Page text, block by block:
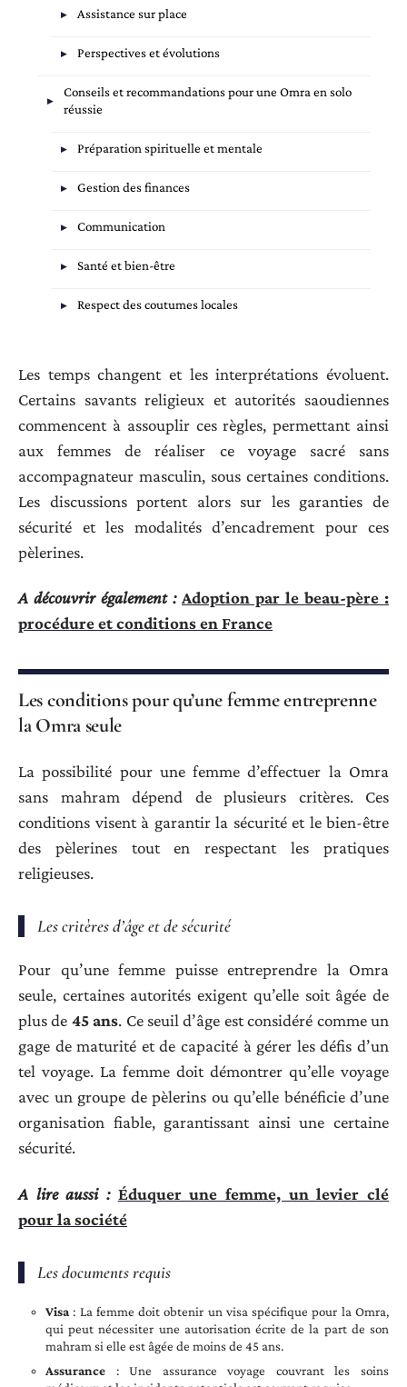
Assistance sur place
Perspectives et évolutions
Conseils et recommandations pour une Omra en solo
réussie
Préparation spirituelle et mentale
Gestion des finances
Communication
Santé et bien-être
Respect des coutumes locales
Les temps changent et les interprétations évoluent.
Certains savants religieux et autorités saoudiennes
commencent à assouplir ces règles, permettant ainsi
aux femmes de réaliser ce voyage sacré sans
accompagnateur masculin, sous certaines conditions.
Les discussions portent alors sur les garanties de
sécurité et les modalités d’encadrement pour ces
pèlerines.
A découvrir également : Adoption par le beau-père :
procédure et conditions en France
Les conditions pour qu’une femme entreprenne
la Omra seule
La possibilité pour une femme d’effectuer la Omra
sans mahram dépend de plusieurs critères. Ces
conditions visent à garantir la sécurité et le bien-être
des pèlerines tout en respectant les pratiques
religieuses.
Les critères d’âge et de sécurité
Pour qu’une femme puisse entreprendre la Omra
seule, certaines autorités exigent qu’elle soit âgée de
plus de 45 ans. Ce seuil d’âge est considéré comme un
gage de maturité et de capacité à gérer les défis d’un
tel voyage. La femme doit démontrer qu’elle voyage
avec un groupe de pèlerins ou qu’elle bénéficie d’une
organisation fiable, garantissant ainsi une certaine
sécurité.
A lire aussi : Éduquer une femme, un levier clé
pour la société
Les documents requis
Visa : La femme doit obtenir un visa spécifique pour la Omra,
qui peut nécessiter une autorisation écrite de la part de son
mahram si elle est âgée de moins de 45 ans.
Assurance : Une assurance voyage couvrant les soins